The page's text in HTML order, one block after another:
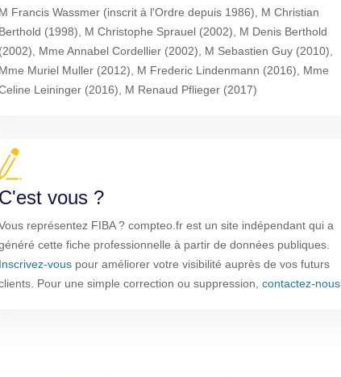
M Francis Wassmer (inscrit à l'Ordre depuis 1986), M Christian
Berthold (1998), M Christophe Sprauel (2002), M Denis Berthold
(2002), Mme Annabel Cordellier (2002), M Sebastien Guy (2010),
Mme Muriel Muller (2012), M Frederic Lindenmann (2016), Mme
Leininger (2016), M Renaud Pflieger (2017)
C'est vous ?
représentez FIBA ? compteo.fr est un site indépendant qui a
cette fiche professionnelle à partir de données publiques.
Inscrivez-vous pour améliorer votre visibilité auprès de vos futurs
Pour une simple correction ou suppression, contactez-nous